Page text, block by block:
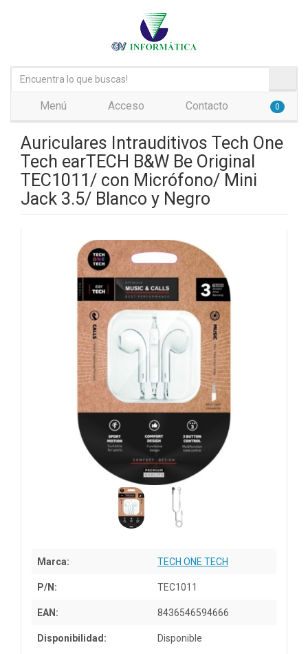
Menú Acceso Contacto 0
Auriculares Intrauditivos Tech One
Tech earTECH B&W Be Original
TEC1011/ con Micrófono/ Mini
Jack 3.5/ Blanco y Negro
Marca: TECH ONE TECH
P/N: TEC1011
EAN: 8436546594666
Disponibilidad: Disponible